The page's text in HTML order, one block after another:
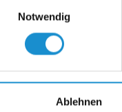
Notwendig
Ablehnen